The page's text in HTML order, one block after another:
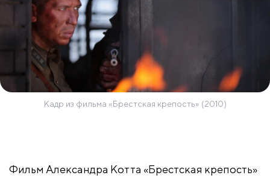
Кадр из фильма «Брестская крепость» (2010)
Фильм Александра Котта «Брестская крепость»